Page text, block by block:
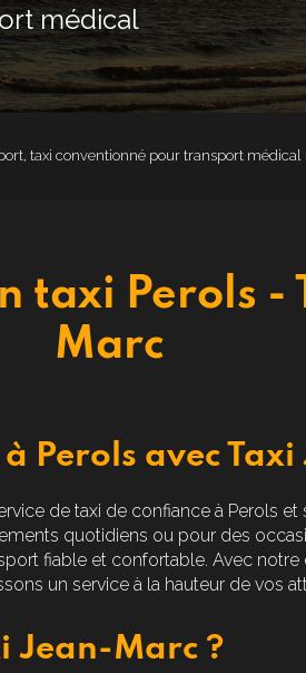
médical
taxi conventionné pour transport médical
taxi Perols -
Marc
Perols avec
de taxi de confiance à Perols
quotidiens ou pour des
fiable et confortable. Avec
un service à la hauteur de vos
Jean-Marc ?